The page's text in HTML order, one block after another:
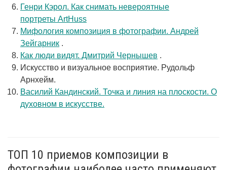
Генри Кэрол. Как снимать невероятные
портреты ArtHuss
Мифология композиция в фотографии. Андрей
Зейгарник .
Как люди видят. Дмитрий Чернышев .
Искусство и визуальное восприятие. Рудольф
Арнхейм.
Василий Кандинский. Точка и линия на плоскости. О
духовном в искусстве.
ТОП 10 приемов композиции в